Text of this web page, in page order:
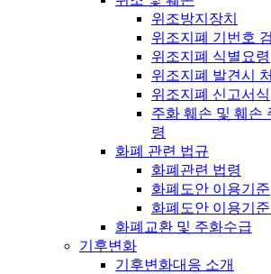
위조방지장치
위조지폐 기번호
위조지폐 식별요령
위조지폐 발견시
위조지폐 신고서식
주화 훼손 및 훼손
령
화폐 관련 법규
화폐관련 법령
화폐도안 이용기준
화폐도안 이용기
화폐교환 및 주화수급
기후변화
기후변화대응 소개